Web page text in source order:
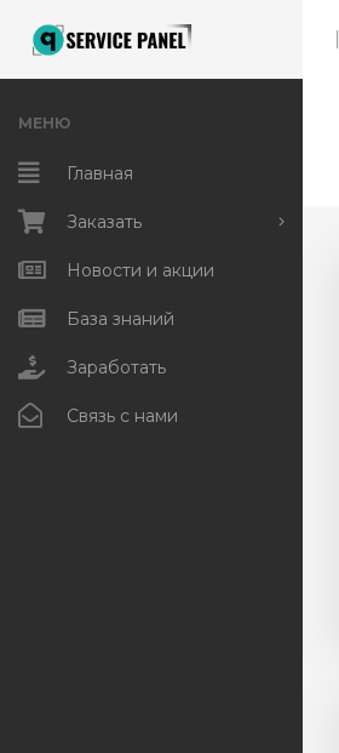
МЕНЮ
Главная
Заказать
NVMe хостинг
HiCPU VPS/VDS
Горячие серверы
Storage серверы
Новости и акции
База знаний
Заработать
Связь с нами